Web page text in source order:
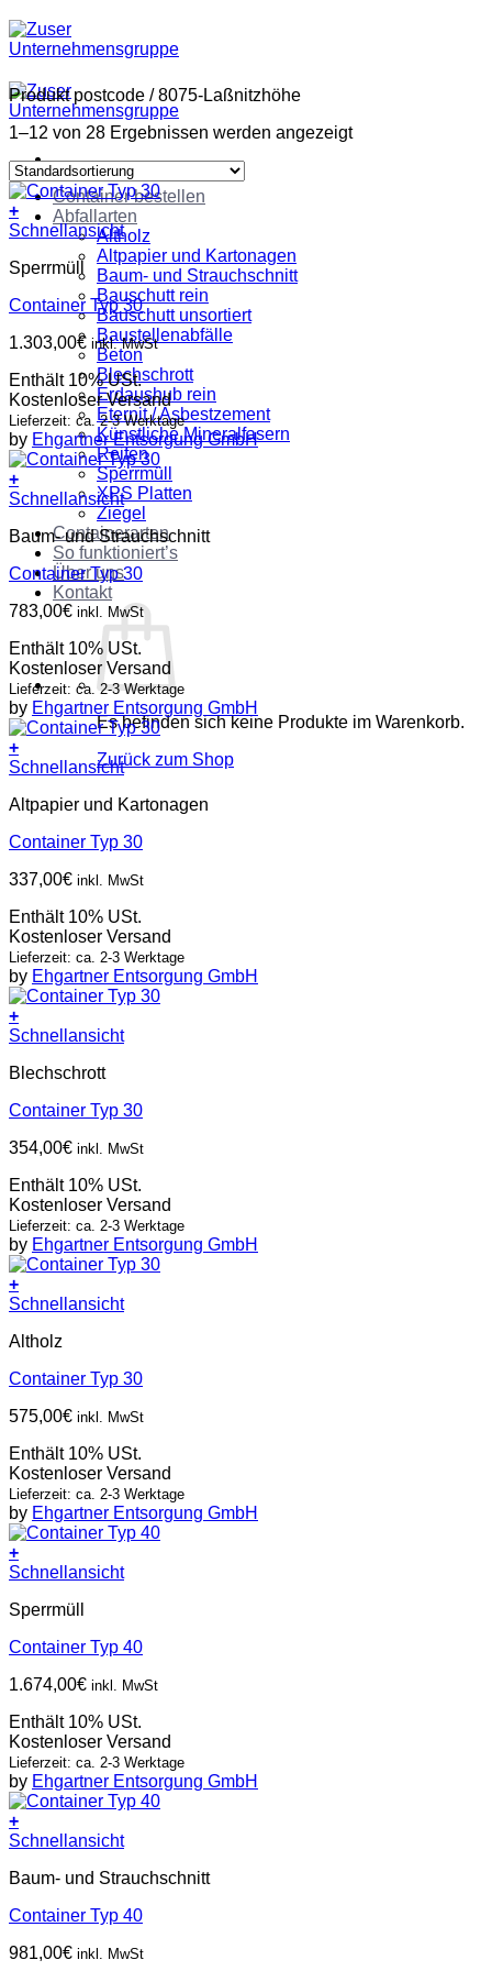
Zum
Inhalt
springen
Container bestellen
Abfallarten
Altholz
Altpapier und Kartonagen
Baum- und Strauchschnitt
Bauschutt rein
Bauschutt unsortiert
Baustellenabfälle
Beton
Blechschrott
Erdaushub rein
Eternit / Asbestzement
Künstliche Mineralfasern
Reifen
Sperrmüll
XPS Platten
Ziegel
Containerarten
So funktioniert’s
Über uns
Kontakt
Es befinden sich keine Produkte im Warenkorb.
Zurück zum Shop
Produkt postcode /8075-Laßnitzhöhe
1–12 von 28 Ergebnissen werden angezeigt
+
Schnellansicht
Sperrmüll
Container Typ 30
1.303,00€ inkl. MwSt
Enthält 10% USt.
Kostenloser Versand
Lieferzeit: ca. 2-3 Werktage
by Ehgartner Entsorgung GmbH
+
Schnellansicht
Baum- und Strauchschnitt
Container Typ 30
783,00€ inkl. MwSt
Enthält 10% USt.
Kostenloser Versand
Lieferzeit: ca. 2-3 Werktage
by Ehgartner Entsorgung GmbH
+
Schnellansicht
Altpapier und Kartonagen
Container Typ 30
337,00€ inkl. MwSt
Enthält 10% USt.
Kostenloser Versand
Lieferzeit: ca. 2-3 Werktage
by Ehgartner Entsorgung GmbH
+
Schnellansicht
Blechschrott
Container Typ 30
354,00€ inkl. MwSt
Enthält 10% USt.
Kostenloser Versand
Lieferzeit: ca. 2-3 Werktage
by Ehgartner Entsorgung GmbH
+
Schnellansicht
Altholz
Container Typ 30
575,00€ inkl. MwSt
Enthält 10% USt.
Kostenloser Versand
Lieferzeit: ca. 2-3 Werktage
by Ehgartner Entsorgung GmbH
+
Schnellansicht
Sperrmüll
Container Typ 40
1.674,00€ inkl. MwSt
Enthält 10% USt.
Kostenloser Versand
Lieferzeit: ca. 2-3 Werktage
by Ehgartner Entsorgung GmbH
+
Schnellansicht
Baum- und Strauchschnitt
Container Typ 40
981,00€ inkl. MwSt